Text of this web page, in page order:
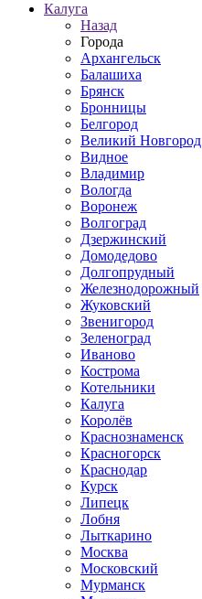
Калуга
Назад
Города
Архангельск
Балашиха
Брянск
Бронницы
Белгород
Великий Новгород
Видное
Владимир
Вологда
Воронеж
Волгоград
Дзержинский
Домодедово
Долгопрудный
Железнодорожный
Жуковский
Звенигород
Зеленоград
Иваново
Кострома
Котельники
Калуга
Королёв
Краснознаменск
Красногорск
Краснодар
Курск
Липецк
Лобня
Лыткарино
Москва
Московский
Мурманск